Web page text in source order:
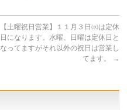
【土曜祝日営業】１１月３日㈬は定休
日になります。水曜、日曜は定休日と
なってますがそれ以外の祝日は営業し
てます。
→